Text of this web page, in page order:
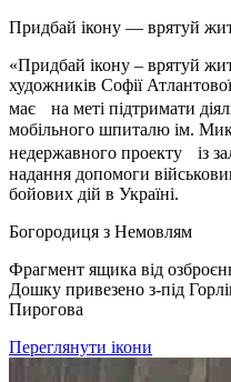
Придбай ікону — врятуй
«Придбай ікону – врятуй
художників Софії
має на меті підтримати
мобільного шпиталю ім.
недержавного проекту із
надання допомоги
бойових дій в Україні.
Богородиця з Немовлям
Фрагмент ящика від
Дошку привезено з-під
Пирогова
Переглянути ікони